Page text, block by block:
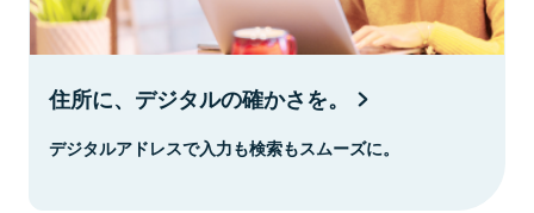
住所に、デジタルの確かさを。
デジタルアドレスで入力も検索もスムーズに。